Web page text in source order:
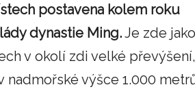
postavena kolem roku
dynastie Ming.Je zde jako
v okolí zdi velké převýšení,
nadmořské výšce 1.000